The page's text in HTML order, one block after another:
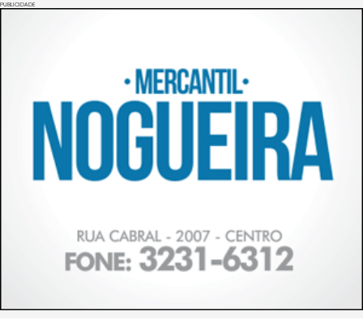
PUBLICIDADE